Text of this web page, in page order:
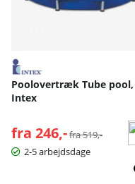
Poolovertræk Tube pool,
Intex
fra 246,- Normalpris:
fra 519,-
2-5 arbejdsdage